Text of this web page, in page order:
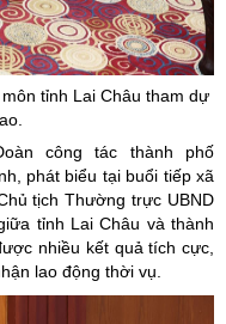
tỉnh Lai Châu tham dự
công tác thành phố
phát biểu tại buổi tiếp xã
tịch Thường trực UBND
tỉnh Lai Châu và thành
nhiều kết quả tích cực,
lao động thời vụ.